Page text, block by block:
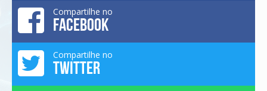
Compartilhe no
FACEBOOK
Compartilhe no
TWITTER